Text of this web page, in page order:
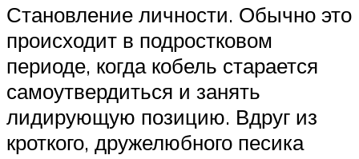
Становление личности. Обычно это
происходит в подростковом
периоде, когда кобель старается
самоутвердиться и занять
лидирующую позицию. Вдруг из
кроткого, дружелюбного песика